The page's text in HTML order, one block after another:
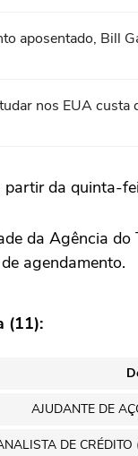
aposentado, Bill
nos EUA
da quinta-
da Agência
agendamento.
(11):
AJUDANTE DE
DE CRÉDITO